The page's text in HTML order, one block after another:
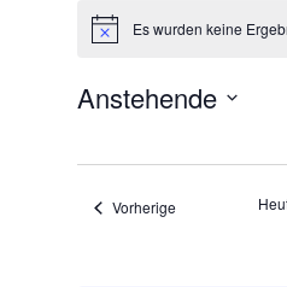
HinweisEs wurden keine
Anstehende
Vorherige Veranstaltungen